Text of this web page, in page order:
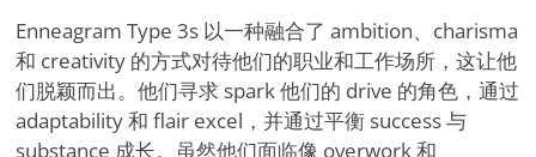
Enneagram Type 3s 以一种融合了 ambition、charisma
和 creativity 的方式对待他们的职业和工作场所，这让他
们脱颖而出。他们寻求 spark 他们的 drive 的角色，通过
adaptability 和 flair excel，并通过平衡 success 与
substance 成长。虽然他们面临像 overwork 和